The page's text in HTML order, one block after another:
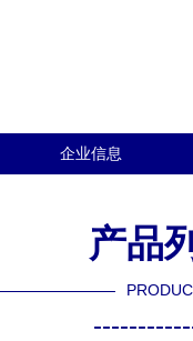
企业信息
产品